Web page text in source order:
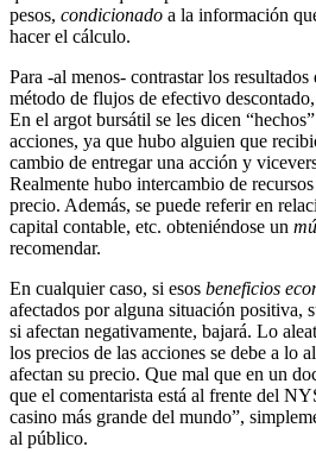
pesos, condicionado a la información
hacer el cálculo.
Para -al menos- contrastar los
método de flujos de efectivo
En el argot bursátil se les dicen
acciones, ya que hubo alguien que
cambio de entregar una acción y
Realmente hubo intercambio de
precio. Además, se puede referir en
capital contable, etc. obteniéndose un
recomendar.
En cualquier caso, si esos beneficios
afectados por alguna situación positiva,
si afectan negativamente, bajará. Lo
los precios de las acciones se debe a lo
afectan su precio. Que mal que en un
que el comentarista está al frente del
casino más grande del mundo”,
al público.